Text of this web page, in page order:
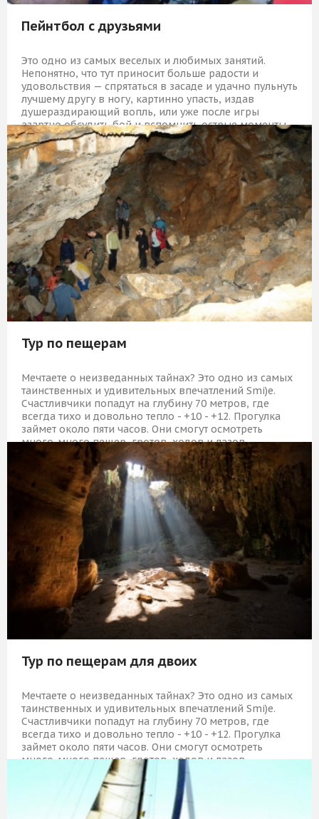
Пейнтбол с друзьями
Это одно из самых веселых и любимых занятий.
Непонятно, что тут приносит больше радости и
удовольствия — спрятаться в засаде и удачно пульнуть
лучшему другу в ногу, картинно упасть, издав
душераздирающий вопль, или уже после игры
азартно обсудить бой и вспомнить острые моменты.
16 449 Р КУПИТЬ
Тур по пещерам
Мечтаете о неизведанных тайнах? Это одно из самых
таинственных и удивительных впечатлений Smi)e.
Счастливчики попадут на глубину 70 метров, где
всегда тихо и довольно тепло - +10 - +12. Прогулка
займет около пяти часов. Они смогут осмотреть
много-много пещер, гротов, ходов и лазов –
оказывается, это целый мир!
1 759 Р КУПИТЬ
Тур по пещерам для двоих
Мечтаете о неизведанных тайнах? Это одно из самых
таинственных и удивительных впечатлений Smi)e.
Счастливчики попадут на глубину 70 метров, где
всегда тихо и довольно тепло - +10 - +12. Прогулка
займет около пяти часов. Они смогут осмотреть
много-много пещер, гротов, ходов и лазов –
оказывается, это целый мир!